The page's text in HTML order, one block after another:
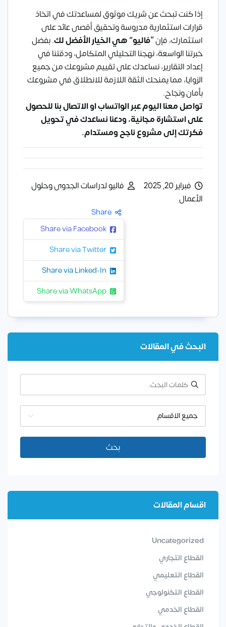
إذا كنت تبحث عن شريك موثوق لمساعدتك في اتخاذ
قرارات استثمارية مدروسة وتحقيق أقصى عائد على
استثمارك، فإن“فاليو” هي الخيار الأفضل لك. بفضل
خبرتنا الواسعة، نهجنا التحليلي المتكامل، ودقتنا في
إعداد التقارير، نساعدك على تقييم مشروعك من جميع
الزوايا، مما يمنحك الثقة اللازمة للانطلاق في مشروعك
بأمان ونجاح.
تواصل معنا اليوم عبرالواتساباوالاتصال بناللحصول
على استشارة مجانية، ودعنا نساعدك في تحويل
فكرتك إلى مشروع ناجح ومستدام.
فبراير 20, 2025
فاليو لدراسات الجدوى وحلول
الأعمال
Share
Share via Facebook
Share via Twitter
Share via Linked-In
Share via WhatsApp
البحث في المقالات
جميع الاقسام
بحث
اقسام المقالات
Uncategorized
القطاع التجاري
القطاع التعليمي
القطاع التكنولوجي
القطاع الخدمي